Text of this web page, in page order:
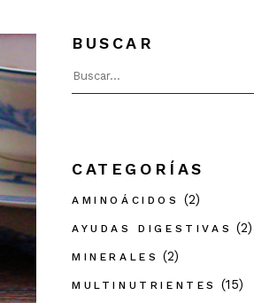
BUSCAR
for:
CATEGORÍAS
AMINOÁCIDOS (2)
AYUDAS DIGESTIVAS (2)
MINERALES (2)
MULTINUTRIENTES (15)